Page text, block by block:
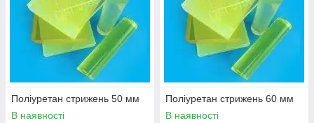
Позитивний менеджер
Поліуретан стрижень 50 мм
В наявності
Поліуретан стрижень 60 мм
В наявності